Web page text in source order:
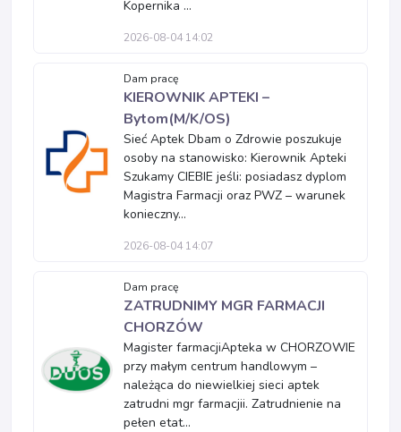
Kopernika ...
2026-08-04 14:02
Dam pracę
KIEROWNIK APTEKI –
Bytom(M/K/OS)
Sieć Aptek Dbam o Zdrowie poszukuje
osoby na stanowisko: Kierownik Apteki
Szukamy CIEBIE jeśli: posiadasz dyplom
Magistra Farmacji oraz PWZ – warunek
konieczny...
2026-08-04 14:07
Dam pracę
ZATRUDNIMY MGR FARMACJI
CHORZÓW
Magister farmacjiApteka w CHORZOWIE
przy małym centrum handlowym –
należąca do niewielkiej sieci aptek
zatrudni mgr farmacjii. Zatrudnienie na
pełen etat...